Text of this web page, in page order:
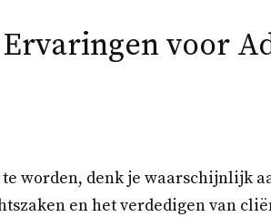
voor
worden, denk je waarschijnlijk
en het verdedigen van